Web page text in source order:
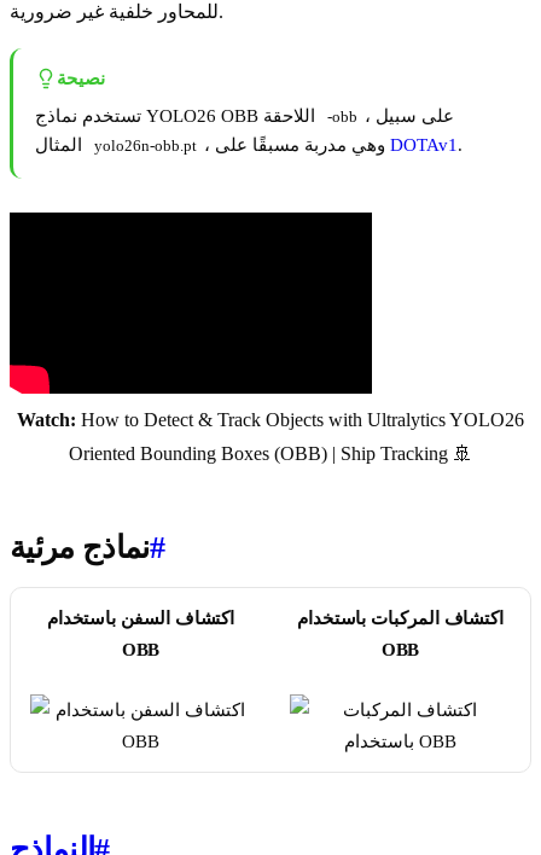
للمحاور خلفية غير ضرورية.
نصيحة
-obb ، على سبيل
yolo26n-obb.pt DOTAv1 .
Watch: How to Detect & Track Objects with Ultralytics YOLO26
Oriented Bounding Boxes (OBB) | Ship Tracking 🚢
نماذج مرئية#
اكتشاف السفن باستخدام
OBB
اكتشاف المركبات باستخدام
OBB